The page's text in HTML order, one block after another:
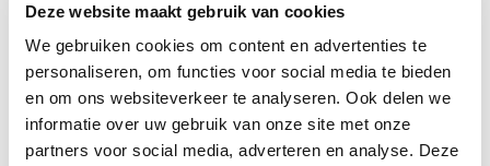
Deze website maakt gebruik van cookies
We gebruiken cookies om content en advertenties te
personaliseren, om functies voor social media te bieden
en om ons websiteverkeer te analyseren. Ook delen we
informatie over uw gebruik van onze site met onze
partners voor social media, adverteren en analyse. Deze
Bron:Visit Gooi & Vecht
Publicatiedatum: 29/05/2025